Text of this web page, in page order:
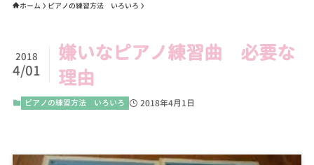
ホーム ピアノの練習方法 いろいろ
嫌いなピアノ練習曲 必要な
理由
2018
4/01
ピアノの練習方法 いろいろ 2018年4月1日